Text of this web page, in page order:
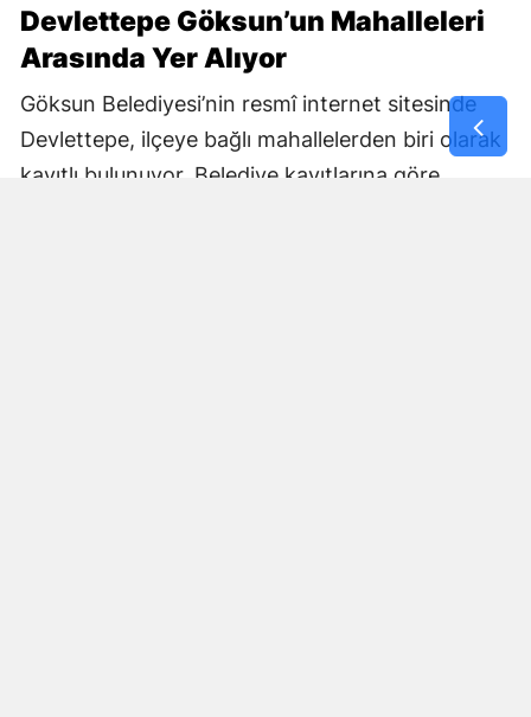
Devlettepe Göksun’un Mahalleleri
Arasında Yer Alıyor
Göksun Belediyesi’nin resmî internet sitesinde
Devlettepe, ilçeye bağlı mahallelerden biri olarak
kayıtlı bulunuyor. Belediye kayıtlarına göre